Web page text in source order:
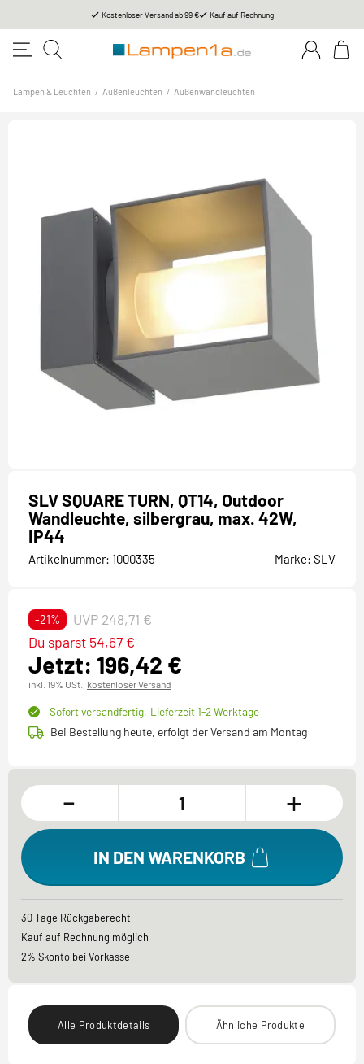
Kostenloser Versand ab 99 € Kauf auf Rechnung
Lampen & Leuchten / Außenleuchten / Außenwandleuchten
SLV SQUARE TURN, QT14, Outdoor
Wandleuchte, silbergrau, max. 42W,
IP44
Artikelnummer: 1000335 Marke: SLV
-21% UVP 248,71 €
Jetzt: 196,42 €
Du sparst 54,67 €
inkl. 19% USt., kostenloser Versand
Sofort versandfertig, Lieferzeit 1-2 Werktage
Bei Bestellung heute, erfolgt der Versand am Montag
- +
IN DEN WARENKORB
30 Tage Rückgaberecht
Kauf auf Rechnung möglich
2% Skonto bei Vorkasse
Alle Produktdetails Ähnliche Produkte